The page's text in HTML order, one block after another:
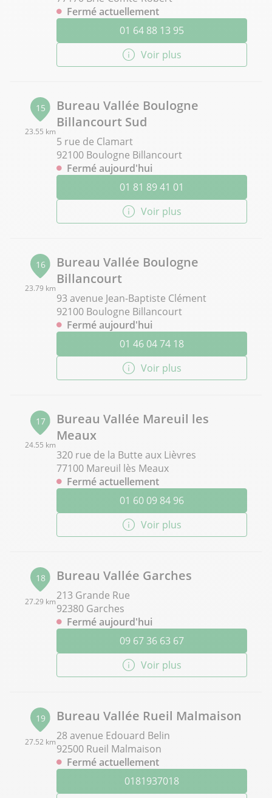
Fermé actuellement
01 64 88 13 95
Voir plus
15
23.55 km
Bureau Vallée Boulogne
Billancourt Sud
5 rue de Clamart
92100 Boulogne Billancourt
Fermé aujourd'hui
01 81 89 41 01
Voir plus
16
23.79 km
Bureau Vallée Boulogne
Billancourt
93 avenue Jean-Baptiste Clément
92100 Boulogne Billancourt
Fermé aujourd'hui
01 46 04 74 18
Voir plus
17
24.55 km
Bureau Vallée Mareuil les
Meaux
320 rue de la Butte aux Lièvres
77100 Mareuil lès Meaux
Fermé actuellement
01 60 09 84 96
Voir plus
18
27.29 km
Bureau Vallée Garches
213 Grande Rue
92380 Garches
Fermé aujourd'hui
09 67 36 63 67
Voir plus
19
27.52 km
Bureau Vallée Rueil Malmaison
28 avenue Edouard Belin
92500 Rueil Malmaison
Fermé actuellement
0181937018